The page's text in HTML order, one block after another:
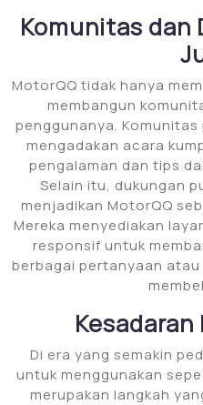
Komunitas dan
MotorQQ tidak hanya
membangun
penggunanya.
mengadakan acara
pengalaman dan tips
Selain itu, dukungan
menjadikan MotorQQ
Mereka menyediakan
responsif untuk
berbagai pertanyaan
Di era yang semakin
untuk menggunakan
merupakan langkah